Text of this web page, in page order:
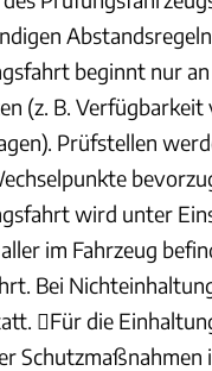
beginnt nur
(z. B. Verfügbarkeit
Prüfstellen
wird unter
im Fahrzeug
Bei
Für die
Schutzmaßnahmen